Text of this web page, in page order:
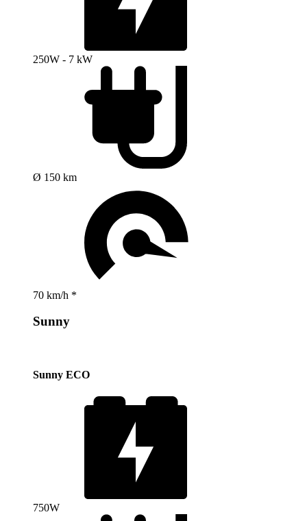
250W - 7 kW
Ø 150 km
70 km/h *
Sunny
Sunny ECO
750W